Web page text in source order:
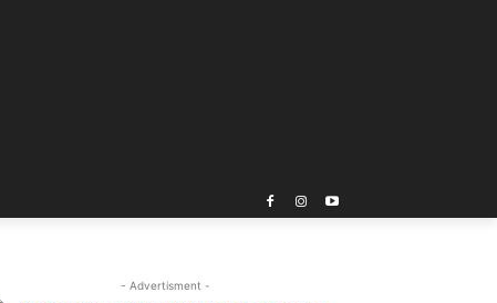
- Advertisment -